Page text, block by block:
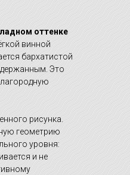
оттенке
винной
бархатистой
Это
рисунка.
геометрию
уровня:
и не